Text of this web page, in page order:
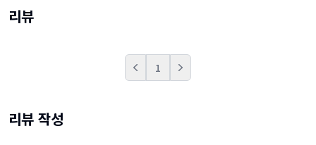
리뷰
Prev 1 Next
리뷰 작성